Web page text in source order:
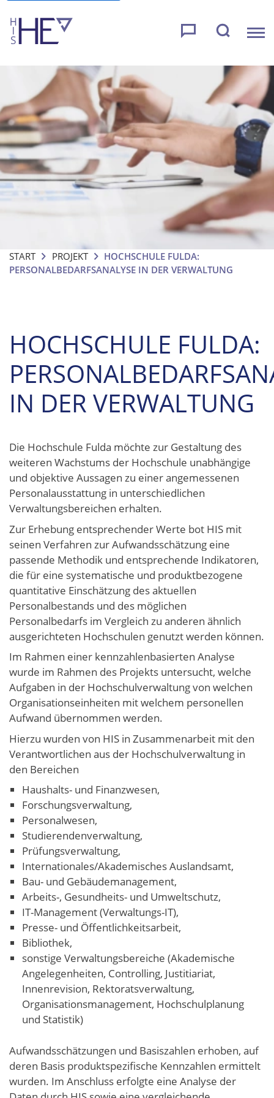
START PROJEKT
HOCHSCHULE FULDA:
PERSONALBEDARFSANALYSE IN DER VERWALTUNG
HOCHSCHULE FULDA:
IN DER VERWALTUNG
Die Hochschule Fulda möchte zur Gestaltung des
weiteren Wachstums der Hochschule unabhängige
und objektive Aussagen zu einer angemessenen
Personalausstattung in unterschiedlichen
Verwaltungsbereichen erhalten.
Zur Erhebung entsprechender Werte bot HIS mit
seinen Verfahren zur Aufwandsschätzung eine
passende Methodik und entsprechende Indikatoren,
die für eine systematische und produktbezogene
quantitative Einschätzung des aktuellen
Personalbestands und des möglichen
Personalbedarfs im Vergleich zu anderen ähnlich
ausgerichteten Hochschulen genutzt werden können.
Im Rahmen einer kennzahlenbasierten Analyse
wurde im Rahmen des Projekts untersucht, welche
Aufgaben in der Hochschulverwaltung von welchen
Organisationseinheiten mit welchem personellen
Aufwand übernommen werden.
Hierzu wurden von HIS in Zusammenarbeit mit den
Verantwortlichen aus der Hochschulverwaltung in
den Bereichen
Haushalts- und Finanzwesen,
Forschungsverwaltung,
Personalwesen,
Studierendenverwaltung,
Prüfungsverwaltung,
Internationales/Akademisches Auslandsamt,
Bau- und Gebäudemanagement,
Arbeits-, Gesundheits- und Umweltschutz,
IT-Management (Verwaltungs-IT),
Presse- und Öffentlichkeitsarbeit,
Bibliothek,
sonstige Verwaltungsbereiche (Akademische
Angelegenheiten, Controlling, Justitiariat,
Innenrevision, Rektoratsverwaltung,
Organisationsmanagement, Hochschulplanung
und Statistik)
Aufwandsschätzungen und Basiszahlen erhoben, auf
deren Basis produktspezifische Kennzahlen ermittelt
wurden. Im Anschluss erfolgte eine Analyse der